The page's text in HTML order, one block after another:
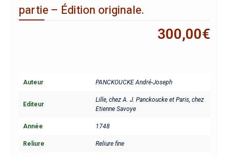
partie – Édition originale.
300,00€
Auteur PANCKOUCKE André-Joseph
Editeur
Lille, chez A. J. Panckoucke et Paris, chez
Etienne Savoye
Année 1748
Reliure Reliure fine